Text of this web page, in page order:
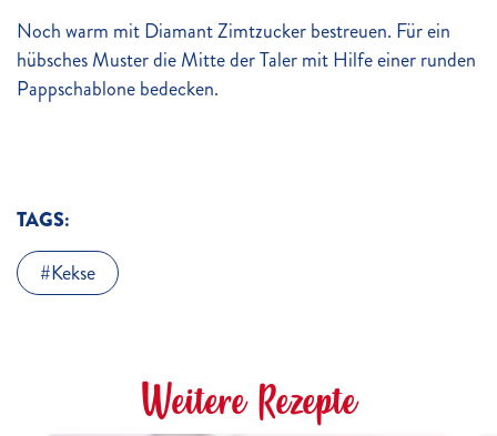
Noch warm mit Diamant Zimtzucker bestreuen. Für ein
hübsches Muster die Mitte der Taler mit Hilfe einer runden
Pappschablone bedecken.
TAGS:
Kekse
Weitere Rezepte